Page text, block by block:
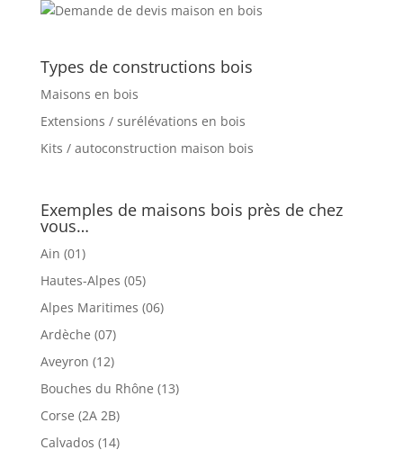
Types de constructions bois
Maisons en bois
Extensions / surélévations en bois
Kits / autoconstruction maison bois
Exemples de maisons bois près de chez
vous…
Ain (01)
Hautes-Alpes (05)
Alpes Maritimes (06)
Ardèche (07)
Aveyron (12)
Bouches du Rhône (13)
Corse (2A 2B)
Calvados (14)